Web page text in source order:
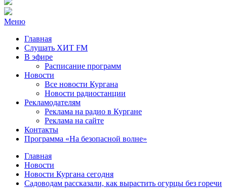
Радио ХИТ FM Курган
103.2 FM
Меню
Главная
Слушать ХИТ FM
В эфире
Расписание программ
Новости
Все новости Кургана
Новости радиостанции
Рекламодателям
Реклама на радио в Кургане
Реклама на сайте
Контакты
Программа «На безопасной волне»
Главная
Новости
Новости Кургана сегодня
Садоводам рассказали, как вырастить огурцы без горечи